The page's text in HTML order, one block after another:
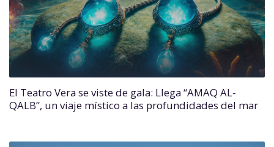
El Teatro Vera se viste de gala: Llega “AMAQ AL-
QALB”, un viaje místico a las profundidades del mar